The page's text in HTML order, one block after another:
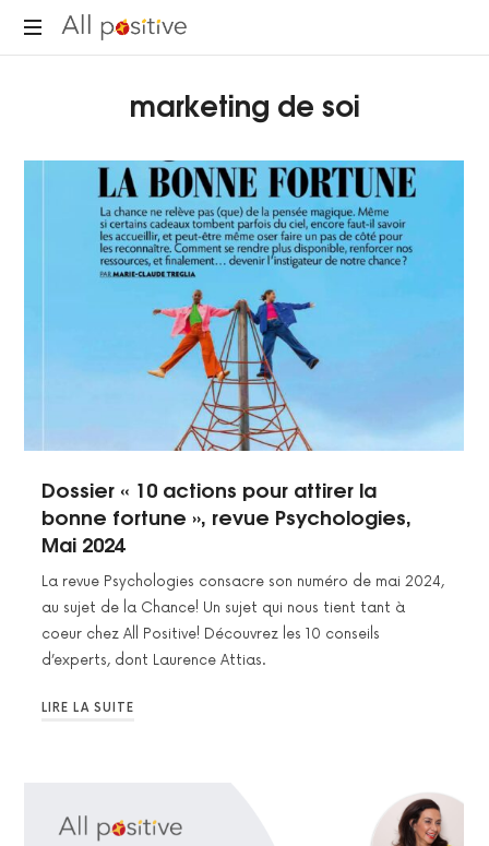
All
marketing de soi
Dossier « 10 actions pour attirer la
bonne fortune », revue Psychologies,
Mai 2024
La revue Psychologies consacre son numéro de mai 2024,
au sujet de la Chance! Un sujet qui nous tient tant à
coeur chez All Positive! Découvrez les 10 conseils
d’experts, dont Laurence Attias.
LIRE LA SUITE